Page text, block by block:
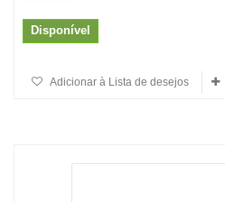
Disponível
Adicionar à Lista de desejos